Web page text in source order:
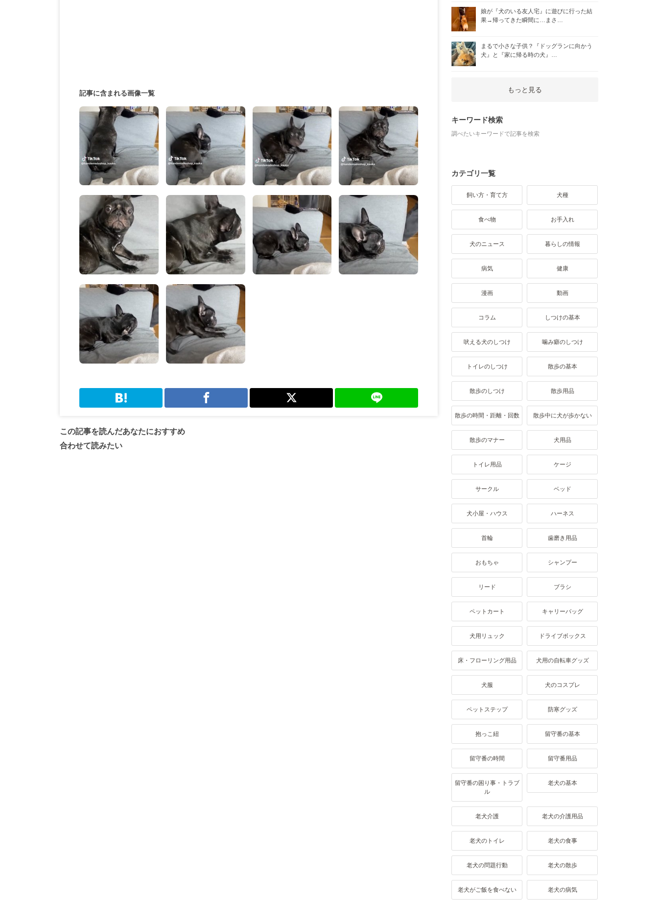
記事に含まれる画像一覧
この記事を読んだあなたにおすすめ
合わせて読みたい
娘が『犬のいる友人宅』に遊びに行った結
果→帰ってきた瞬間に…まさ…
まるで小さな子供？『ドッグランに向かう
犬』と『家に帰る時の犬』…
もっと見る
キーワード検索
調べたいキーワードで記事を検索
カテゴリ一覧
飼い方・育て方 犬種
食べ物 お手入れ
犬のニュース 暮らしの情報
病気 健康
漫画 動画
コラム しつけの基本
吠える犬のしつけ 噛み癖のしつけ
トイレのしつけ 散歩の基本
散歩のしつけ 散歩用品
散歩の時間・距離・回数 散歩中に犬が歩かない
散歩のマナー 犬用品
トイレ用品 ケージ
サークル ベッド
犬小屋・ハウス ハーネス
首輪 歯磨き用品
おもちゃ シャンプー
リード ブラシ
ペットカート キャリーバッグ
犬用リュック ドライブボックス
床・フローリング用品 犬用の自転車グッズ
犬服 犬のコスプレ
ペットステップ 防寒グッズ
抱っこ紐 留守番の基本
留守番の時間 留守番用品
留守番の困り事・トラブ
ル
老犬の基本
老犬介護 老犬の介護用品
老犬のトイレ 老犬の食事
老犬の問題行動 老犬の散歩
老犬がご飯を食べない 老犬の病気